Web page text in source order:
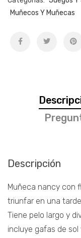
Muñecos Y Muñecas
Descripción
Muñeca nancy con
triunfar en una
Tiene pelo largo y
incluye gafas de